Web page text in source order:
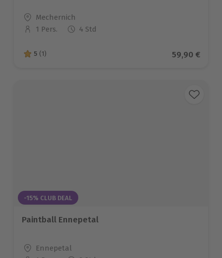
Standort
Mechernich
Anzahl der Teilnehmer
1 Pers. 4 Std
5 von 5 Sternen basierend auf 1 Bewertungen
5 (1) Aktueller
59,90 €
-15% CLUB DEAL
Paintball Ennepetal
Standort
Ennepetal